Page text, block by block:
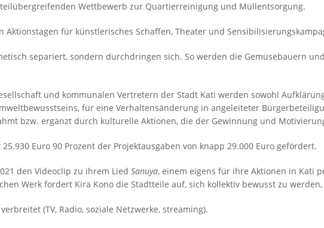
Wettbewerb zur Quartierreinigung und Müllentsorgung.
Aktionstagen für künstlerisches Schaffen, Theater und
separiert, sondern durchdringen sich. So werden die Gemüsebauern
und kommunalen Vertretern der Stadt Kati werden sowohl
für eine Verhaltensänderung in angeleiteter
bzw. ergänzt durch kulturelle Aktionen, die der Gewinnung und
Euro 90 Prozent der Projektausgaben von knapp 29.000 Euro gefördert.
den Videoclip zu ihrem Lied Sanuya, einem eigens für ihre Aktionen in Kati
Werk fordert Kira Kono die Stadtteile auf, sich kollektiv bewusst zu
(TV, Radio, soziale Netzwerke, streaming).